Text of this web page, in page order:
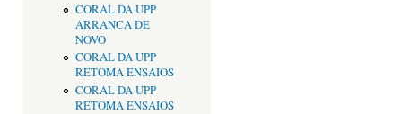
CORAL DA UPP
ARRANCA DE
NOVO
CORAL DA UPP
RETOMA ENSAIOS
CORAL DA UPP
RETOMA ENSAIOS